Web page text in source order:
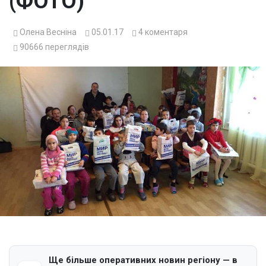
Олена Весніна 05.01.17 4 коментаря
90666 переглядів
Ще більше оперативних новин регіону — в